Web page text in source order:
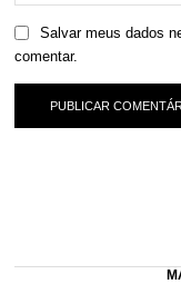
Salvar meus dados
comentar.